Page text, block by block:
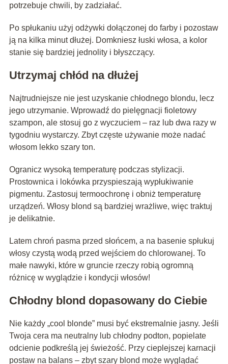
potrzebuje chwili, by zadziałać.
Po spłukaniu użyj odżywki dołączonej do farby i pozostaw
ją na kilka minut dłużej. Domkniesz łuski włosa, a kolor
stanie się bardziej jednolity i błyszczący.
Utrzymaj chłód na dłużej
Najtrudniejsze nie jest uzyskanie chłodnego blondu, lecz
jego utrzymanie. Wprowadź do pielęgnacji fioletowy
szampon, ale stosuj go z wyczuciem – raz lub dwa razy w
tygodniu wystarczy. Zbyt częste używanie może nadać
włosom lekko szary ton.
Ogranicz wysoką temperaturę podczas stylizacji.
Prostownica i lokówka przyspieszają wypłukiwanie
pigmentu. Zastosuj termoochronę i obniż temperaturę
urządzeń. Włosy blond są bardziej wrażliwe, więc traktuj
je delikatnie.
Latem chroń pasma przed słońcem, a na basenie spłukuj
włosy czystą wodą przed wejściem do chlorowanej. To
małe nawyki, które w gruncie rzeczy robią ogromną
różnicę w wyglądzie i kondycji włosów!
Chłodny blond dopasowany do Ciebie
Nie każdy „cool blonde” musi być ekstremalnie jasny. Jeśli
Twoja cera ma neutralny lub chłodny podton, popielate
odcienie podkreślą jej świeżość. Przy cieplejszej karnacji
postaw na balans – zbyt szary blond może wyglądać